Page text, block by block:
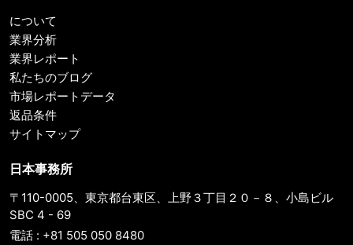
について
業界分析
業界レポート
私たちのブログ
市場レポートデータ
返品条件
サイトマップ
日本事務所
〒110-0005、東京都台東区、上野３丁目２０－８、小島ビル
SBC 4 - 69
電話 : +81 505 050 8480